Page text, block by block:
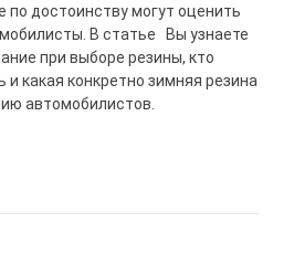
достоинству могут оценить
В статье Вы узнаете
при выборе резины, кто
и какая конкретно зимняя резина
автомобилистов.